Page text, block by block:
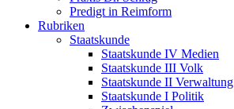
Predigt in Reimform
Rubriken
Staatskunde
Staatskunde IV Medien
Staatskunde III Volk
Staatskunde II Verwaltung
Staatskunde I Politik